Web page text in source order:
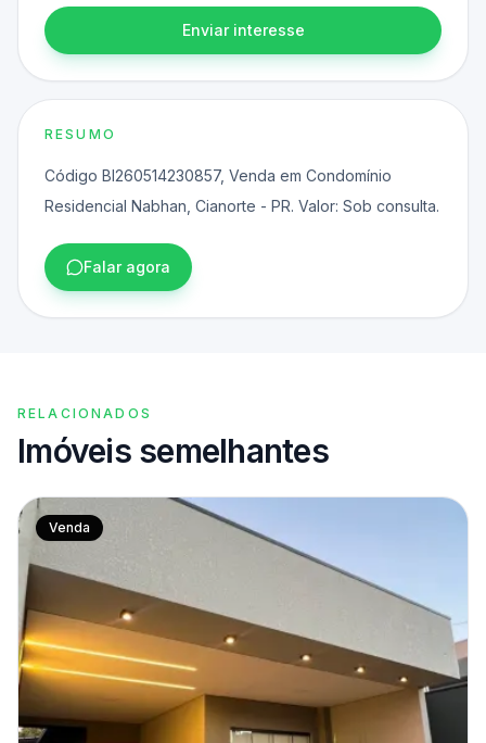
Enviar interesse
RESUMO
Código BI260514230857, Venda em Condomínio
Residencial Nabhan, Cianorte - PR. Valor: Sob consulta.
Falar agora
RELACIONADOS
Imóveis semelhantes
Venda